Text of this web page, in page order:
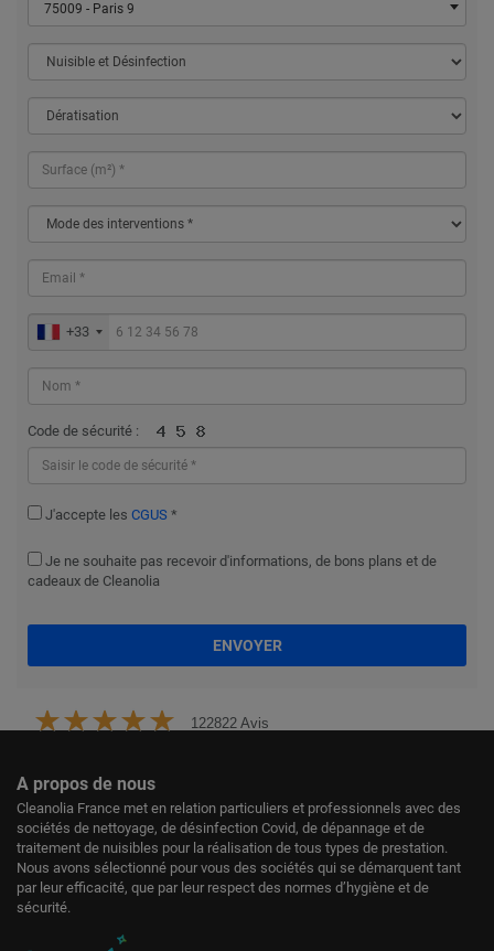
75009 - Paris 9
+33
Code de sécurité :
J'accepte les CGUS *
Je ne souhaite pas recevoir d'informations, de bons plans et de
cadeaux de Cleanolia
ENVOYER
122822 Avis
A propos de nous
Cleanolia France met en relation particuliers et professionnels avec des
sociétés de nettoyage, de désinfection Covid, de dépannage et de
traitement de nuisibles pour la réalisation de tous types de prestation.
Nous avons sélectionné pour vous des sociétés qui se démarquent tant
par leur efficacité, que par leur respect des normes d’hygiène et de
sécurité.